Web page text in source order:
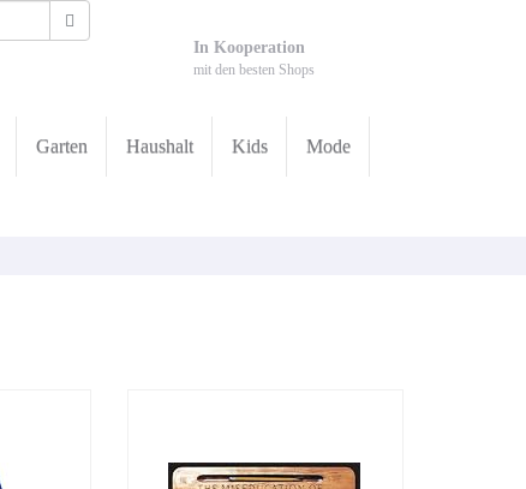
In Kooperation
mit den besten Shops
Garten Haushalt Kids Mode